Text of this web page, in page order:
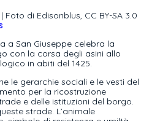
| Foto di Edisonblus, CC BY-SA 3.0
a San Giuseppe celebra la
con la corsa degli asini allo
in abiti del 1425.
le gerarchie sociali e le vesti del
per la ricostruzione
e delle istituzioni del borgo.
strade. L’animale